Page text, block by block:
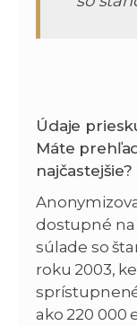
Údaje
Máte
najčastejšie?
dostupné
súlade so
roku 2003,
ako 220 000